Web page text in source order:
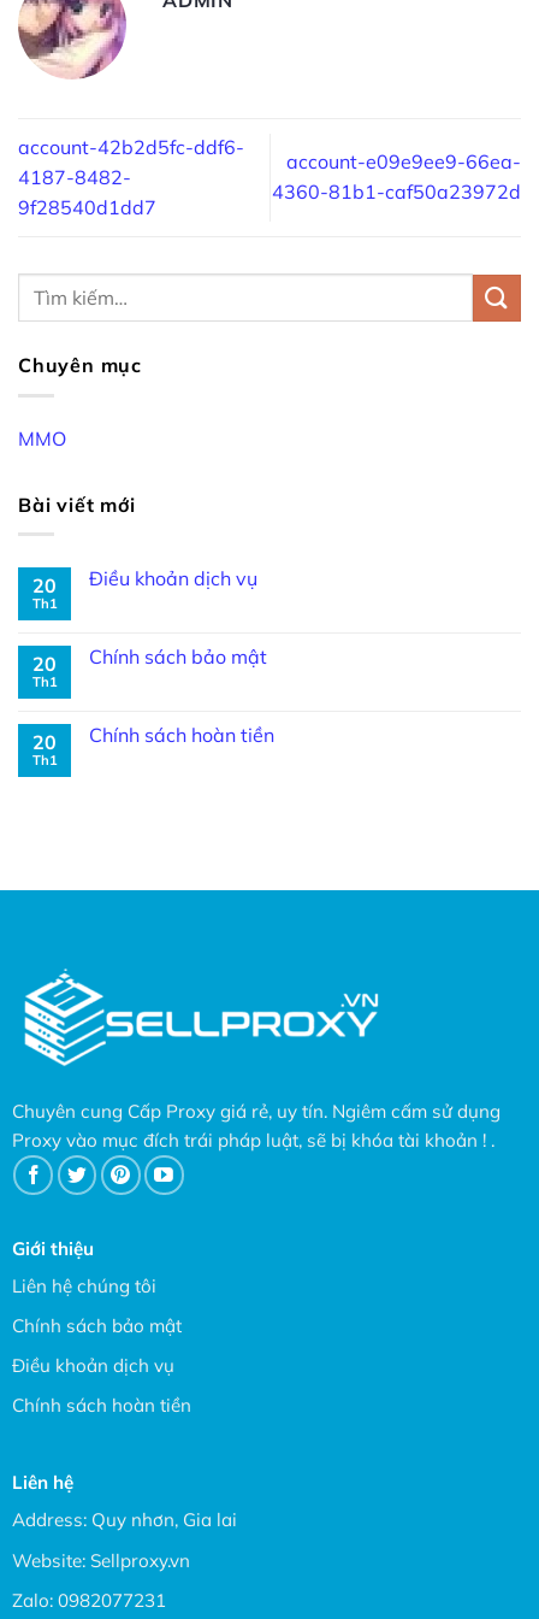
account-42b2d5fc-ddf6-
4187-8482-
9f28540d1dd7
account-e09e9ee9-66ea-
4360-81b1-caf50a23972d
Chuyên mục
MMO
Bài viết mới
20
Th1
Điều khoản dịch vụ
20
Th1
Chính sách bảo mật
20
Th1
Chính sách hoàn tiền
Chuyên cung Cấp Proxy giá rẻ, uy tín. Ngiêm cấm sử dụng
Proxy vào mục đích trái pháp luật, sẽ bị khóa tài khoản ! .
Giới thiệu
Liên hệ chúng tôi
Chính sách bảo mật
Điều khoản dịch vụ
Chính sách hoàn tiền
Liên hệ
Address: Quy nhơn, Gia lai
Website: Sellproxy.vn
Zalo: 0982077231